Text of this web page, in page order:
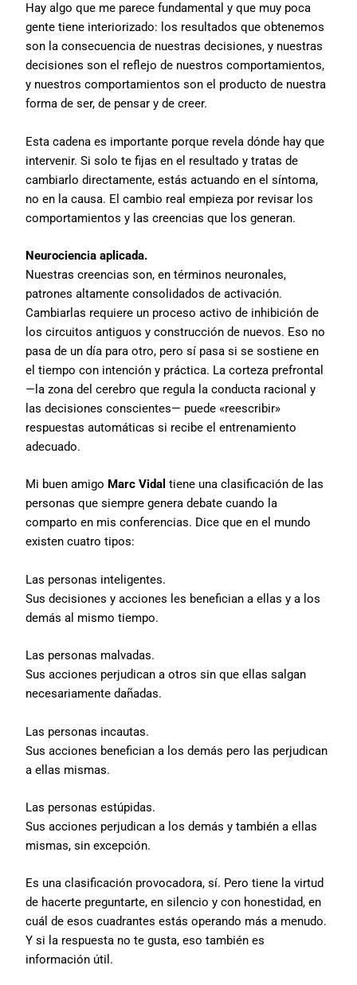
Hay algo que me parece fundamental y que muy poca
gente tiene interiorizado: los resultados que obtenemos
son la consecuencia de nuestras decisiones, y nuestras
decisiones son el reflejo de nuestros comportamientos,
y nuestros comportamientos son el producto de nuestra
forma de ser, de pensar y de creer.
Esta cadena es importante porque revela dónde hay que
intervenir. Si solo te fijas en el resultado y tratas de
cambiarlo directamente, estás actuando en el síntoma,
no en la causa. El cambio real empieza por revisar los
comportamientos y las creencias que los generan.
Neurociencia aplicada.
Nuestras creencias son, en términos neuronales,
patrones altamente consolidados de activación.
Cambiarlas requiere un proceso activo de inhibición de
los circuitos antiguos y construcción de nuevos. Eso no
pasa de un día para otro, pero sí pasa si se sostiene en
el tiempo con intención y práctica. La corteza prefrontal
—la zona del cerebro que regula la conducta racional y
las decisiones conscientes— puede «reescribir»
respuestas automáticas si recibe el entrenamiento
adecuado.
Mi buen amigo Marc Vidal tiene una clasificación de las
personas que siempre genera debate cuando la
comparto en mis conferencias. Dice que en el mundo
existen cuatro tipos:
Las personas inteligentes.
Sus decisiones y acciones les benefician a ellas y a los
demás al mismo tiempo.
Las personas malvadas.
Sus acciones perjudican a otros sin que ellas salgan
necesariamente dañadas.
Las personas incautas.
Sus acciones benefician a los demás pero las perjudican
a ellas mismas.
Las personas estúpidas.
Sus acciones perjudican a los demás y también a ellas
mismas, sin excepción.
Es una clasificación provocadora, sí. Pero tiene la virtud
de hacerte preguntarte, en silencio y con honestidad, en
cuál de esos cuadrantes estás operando más a menudo.
Y si la respuesta no te gusta, eso también es
información útil.